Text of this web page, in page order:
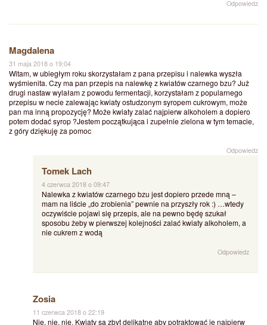
Odpowiedz
Magdalena
31 maja 2018 o 19:04
Witam, w ubiegłym roku skorzystałam z pana przepisu i nalewka wyszła
wyśmienita. Czy ma pan przepis na nalewkę z kwiatów czarnego bzu? Już
drugi nastaw wylałam z powodu fermentacji, korzystałam z popularnego
przepisu w necie zalewając kwiaty ostudzonym syropem cukrowym, może
pan ma inną propozycję? Może kwiaty zalać najpierw alkoholem a dopiero
potem dodać syrop ?Jestem początkująca i zupełnie zielona w tym temacie,
z góry dziękuję za pomoc
Odpowiedz
Tomek Lach
4 czerwca 2018 o 09:47
Nalewka z kwiatów czarnego bzu jest dopiero przede mną –
mam na liście „do zrobienia” pewnie na przyszły rok :) …wtedy
oczywiście pojawi się przepis, ale na pewno będę szukał
sposobu żeby w pierwszej kolejności zalać kwiaty alkoholem, a
nie cukrem z wodą
Odpowiedz
Zosia
11 czerwca 2018 o 22:19
Nie, nie, nie. Kwiaty są zbyt delikatne aby potraktować je najpierw